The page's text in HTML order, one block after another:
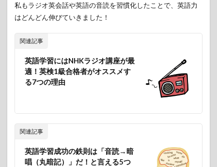
ビジ
ネス
向け
オン
ライ
会話
と比
較
私もラジオ英会話や英語の音読を習慣化したことで、英語力
はどんどん伸びていきました！
関連記事
英語学習にはNHKラジオ講座が最
適！英検1級合格者がオススメす
る7つの理由
関連記事
英語学習成功の鉄則は「音読→暗
唱（丸暗記）」だ！と言える5つ